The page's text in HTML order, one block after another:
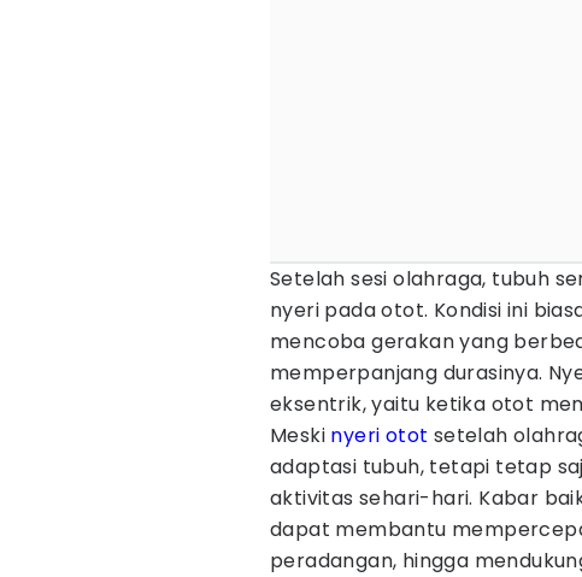
Setelah sesi olahraga, tubuh
nyeri pada otot. Kondisi ini
mencoba gerakan yang
memperpanjang durasinya.
eksentrik, yaitu ketika otot
Meski nyeri otot setelah
adaptasi tubuh, tetapi tetap
aktivitas sehari-hari. Kabar
dapat membantu
peradangan, hingga